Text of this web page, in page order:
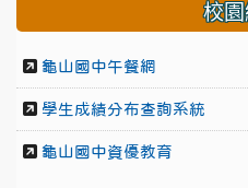
校
龜山國中午餐網
學生成績分布查詢系統
龜山國中資優教育